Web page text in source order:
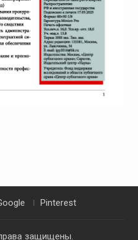
Pinterest
защищены.